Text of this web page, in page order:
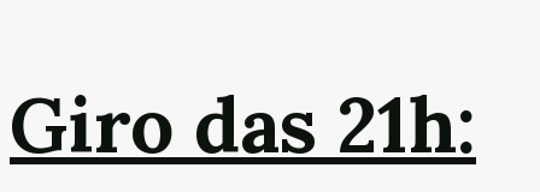
Giro das 21h: